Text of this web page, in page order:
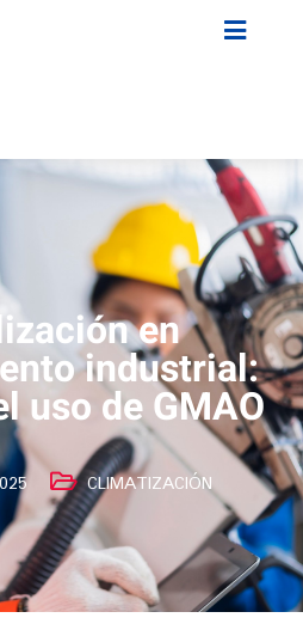
en
industrial:
uso de GMAO
CLIMATIZACIÓN